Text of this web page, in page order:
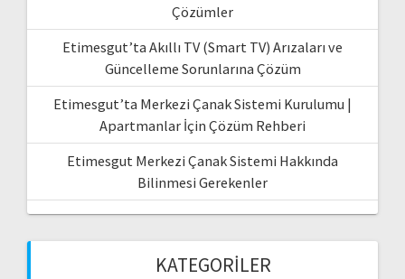
Çözümler
Etimesgut’ta Akıllı TV (Smart TV) Arızaları ve
Güncelleme Sorunlarına Çözüm
Etimesgut’ta Merkezi Çanak Sistemi Kurulumu |
Apartmanlar İçin Çözüm Rehberi
Etimesgut Merkezi Çanak Sistemi Hakkında
Bilinmesi Gerekenler
KATEGORILER